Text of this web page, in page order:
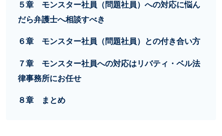
５章 モンスター社員（問題社員）への対応に悩ん
だら弁護士へ相談すべき
６章 モンスター社員（問題社員）との付き合い方
７章 モンスター社員への対応はリバティ・ベル法
律事務所にお任せ
８章 まとめ